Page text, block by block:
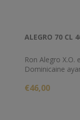
ALEGRO 70 CL
Ron Alegro X.O.
Dominicaine
ayant
€46,00